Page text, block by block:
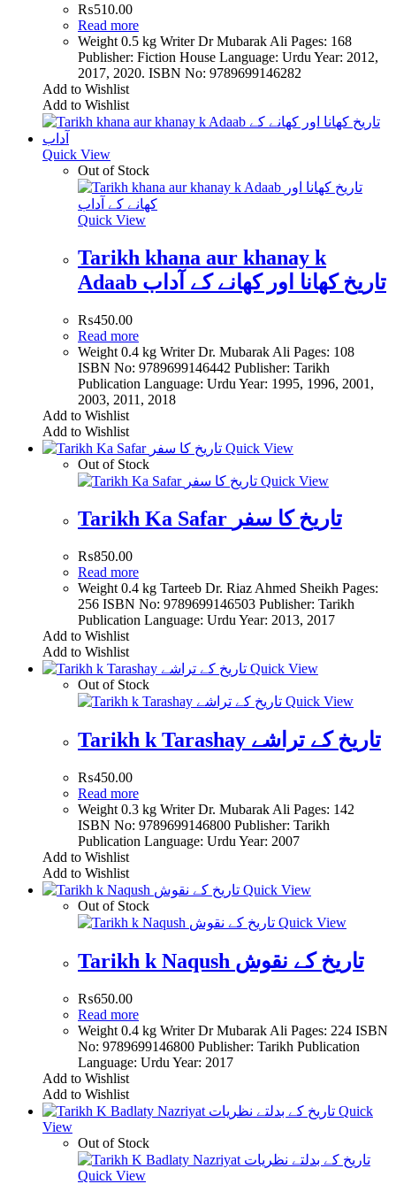
₨510.00
Read more
Weight 0.5 kg Writer Dr Mubarak Ali Pages: 168
Publisher: Fiction House Language: Urdu Year: 2012,
2017, 2020. ISBN No: 9789699146282
Add to Wishlist
Add to Wishlist
Quick View
Out of Stock
Quick View
Tarikh khana aur khanay k
Adaab تاریخ کھانا اور کھانے کے آداب
₨450.00
Read more
Weight 0.4 kg Writer Dr. Mubarak Ali Pages: 108
ISBN No: 9789699146442 Publisher: Tarikh
Publication Language: Urdu Year: 1995, 1996, 2001,
2003, 2011, 2018
Add to Wishlist
Add to Wishlist
Quick View
Out of Stock
Quick View
Tarikh Ka Safar تاریخ کا سفر
₨850.00
Read more
Weight 0.4 kg Tarteeb Dr. Riaz Ahmed Sheikh Pages:
256 ISBN No: 9789699146503 Publisher: Tarikh
Publication Language: Urdu Year: 2013, 2017
Add to Wishlist
Add to Wishlist
Quick View
Out of Stock
Quick View
Tarikh k Tarashay تاریخ کے تراشے
₨450.00
Read more
Weight 0.3 kg Writer Dr. Mubarak Ali Pages: 142
ISBN No: 9789699146800 Publisher: Tarikh
Publication Language: Urdu Year: 2007
Add to Wishlist
Add to Wishlist
Quick View
Out of Stock
Quick View
Tarikh k Naqush تاریخ کے نقوش
₨650.00
Read more
Weight 0.4 kg Writer Dr Mubarak Ali Pages: 224 ISBN
No: 9789699146800 Publisher: Tarikh Publication
Language: Urdu Year: 2017
Add to Wishlist
Add to Wishlist
Quick
View
Out of Stock
Quick View